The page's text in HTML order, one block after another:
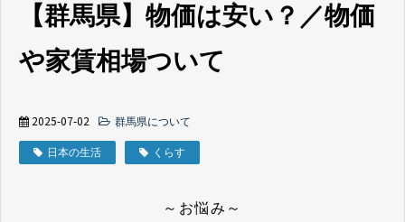
【群馬県】物価は安い？／物価
や家賃相場ついて
2025-07-02 群馬県について
日本の生活 くらす
～お悩み～